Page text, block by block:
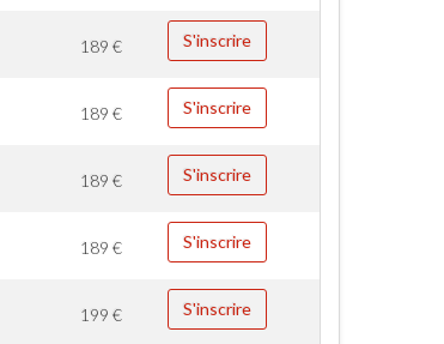
189€ S'inscrire
189€ S'inscrire
189€ S'inscrire
189€ S'inscrire
199€ S'inscrire